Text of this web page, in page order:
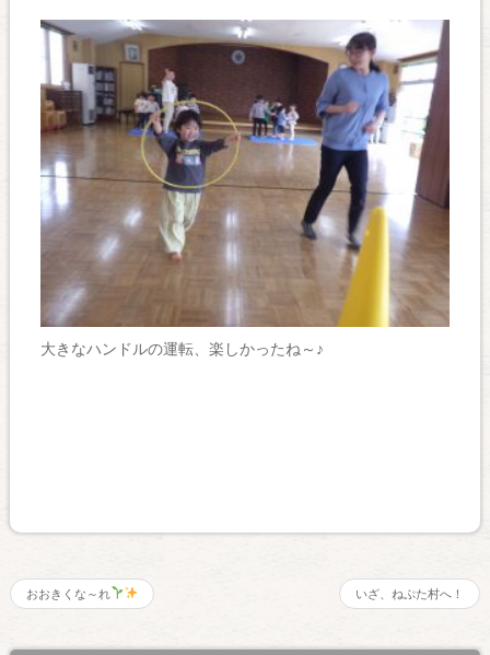
大きなハンドルの運転、楽しかったね～♪
おおきくな～れ いざ、ねぷた村へ！